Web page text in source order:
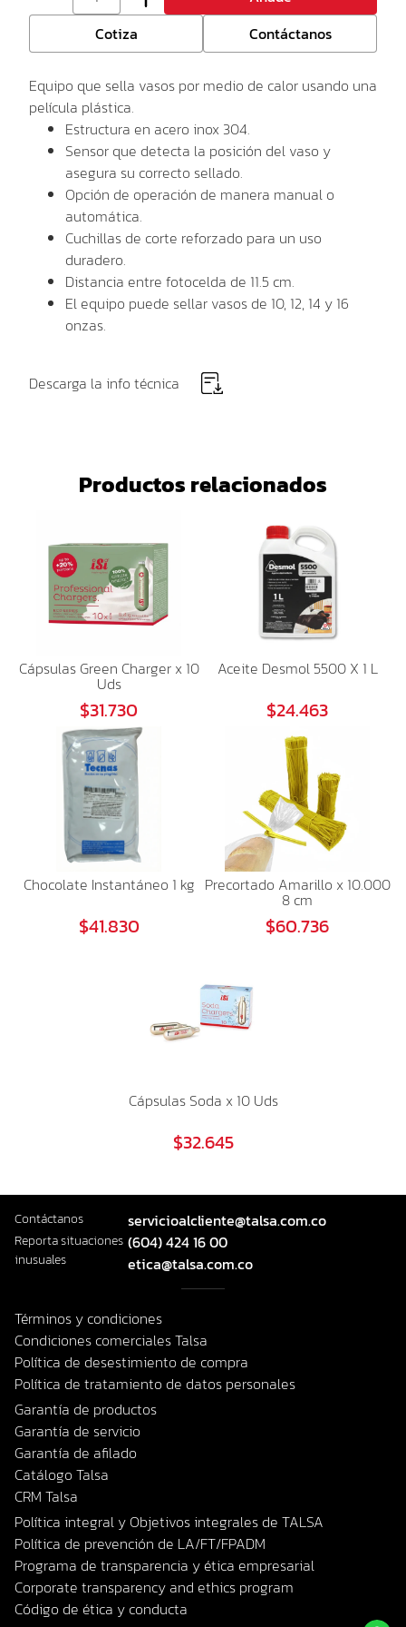
Cotiza
Contáctanos
Equipo que sella vasos por medio de calor usando una
película plástica.
Estructura en acero inox 304.
Sensor que detecta la posición del vaso y
asegura su correcto sellado.
Opción de operación de manera manual o
automática.
Cuchillas de corte reforzado para un uso
duradero.
Distancia entre fotocelda de 11.5 cm.
El equipo puede sellar vasos de 10, 12, 14 y 16
onzas.
Descarga la info técnica
Productos relacionados
Cápsulas Green Charger x 10
Uds
$31.730
Aceite Desmol 5500 X 1 L
$24.463
Chocolate Instantáneo 1 kg
$41.830
Precortado Amarillo x 10.000
8 cm
$60.736
Cápsulas Soda x 10 Uds
$32.645
Contáctanos servicioalcliente@talsa.com.co
Reporta situaciones
inusuales
(604) 424 16 00
etica@talsa.com.co
Términos y condiciones
Condiciones comerciales Talsa
Política de desestimiento de compra
Política de tratamiento de datos personales
Garantía de productos
Garantía de servicio
Garantía de afilado
Catálogo Talsa
CRM Talsa
Política integral y Objetivos integrales de TALSA
Política de prevención de LA/FT/FPADM
Programa de transparencia y ética empresarial
Corporate transparency and ethics program
Código de ética y conducta